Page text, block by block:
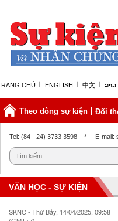
CHỦ ENGLISH 中文 ລາວ
Theo dòng sự kiện Đối
Thứ bảy, 08/08/2026 | 11:12
Tel: (84 - 24) 3733 3598 * E-mail:
VĂN HỌC - SỰ KIỆN
SKNC - Thứ Bảy, 14/04/2025, 09:58